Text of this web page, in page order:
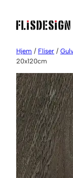
innhold
Hjem / Fliser /
20x120cm